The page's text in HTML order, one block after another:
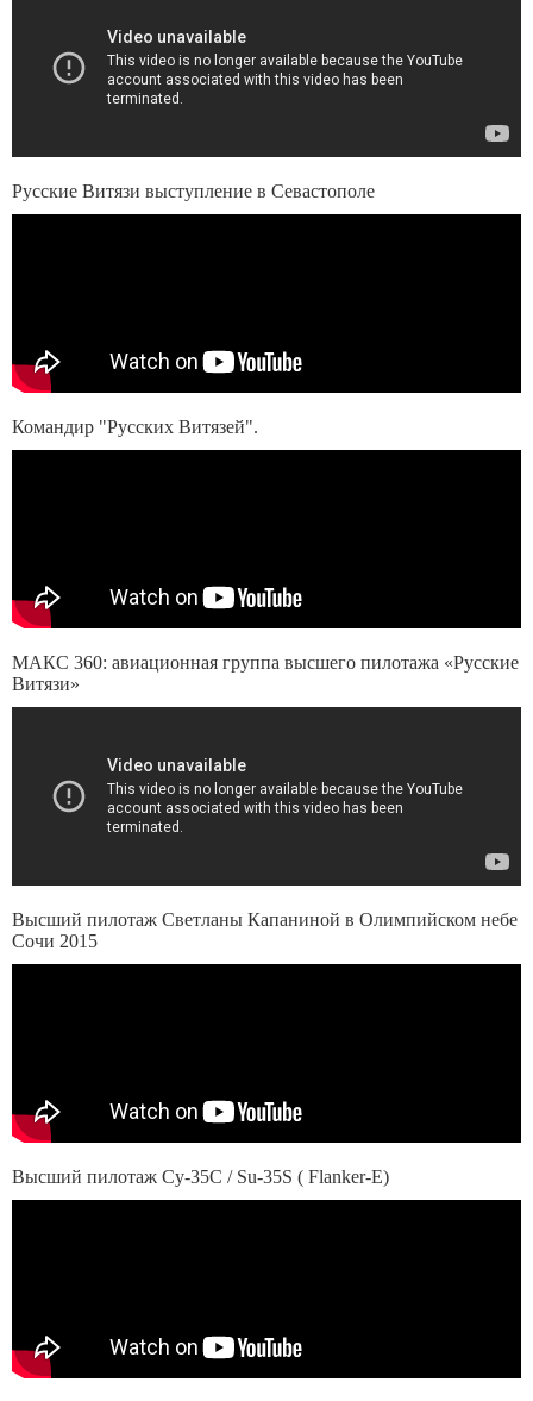
Русские Витязи выступление в Севастополе
Командир "Русских Витязей".
МАКС 360: авиационная группа высшего пилотажа «Русские
Витязи»
Высший пилотаж Светланы Капаниной в Олимпийском небе
Сочи 2015
Высший пилотаж Су-35C / Su-35S ( Flanker-E)